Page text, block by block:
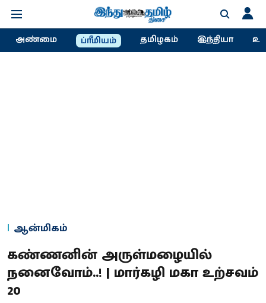
அண்மை ப்ரீமியம் தமிழகம் இந்தியா
ஆன்மிகம்
கண்ணனின் அருள்மழையில்
நனைவோம்..! | மார்கழி மகா உற்சவம்
20